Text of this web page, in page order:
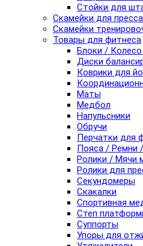
Стойки для
Скамейки для
Скамейки
Товары для фитнеса
Блоки / Колесо
Диски
Коврики для
Маты
Медбол
Напульсники
Обручи
Перчатки для
Пояса / Ремни
Ролики / Мячи
Ролики для
Секундомеры
Скакалки
Спортивная
Степ
Суппорты
Упоры для